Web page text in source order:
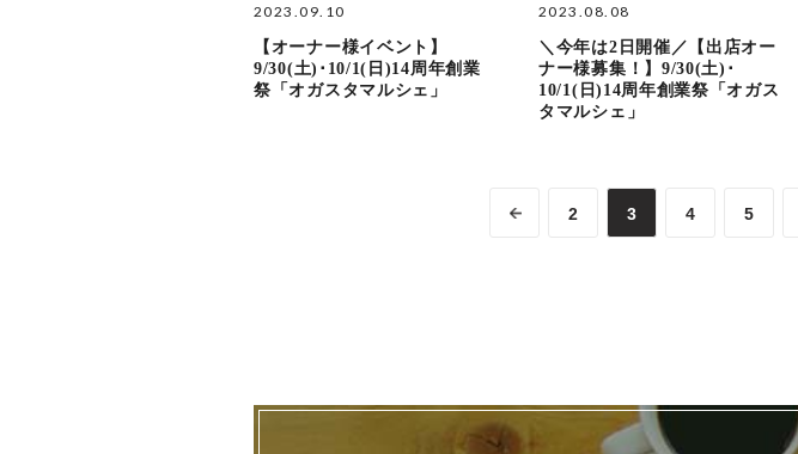
2023.09.10
【オーナー様イベント】
9/30(土)･10/1(日)14周年創業
祭「オガスタマルシェ」
2023.08.08
＼今年は2日開催／【出店オー
ナー様募集！】9/30(土)･
10/1(日)14周年創業祭「オガス
タマルシェ」
2 3 4 5